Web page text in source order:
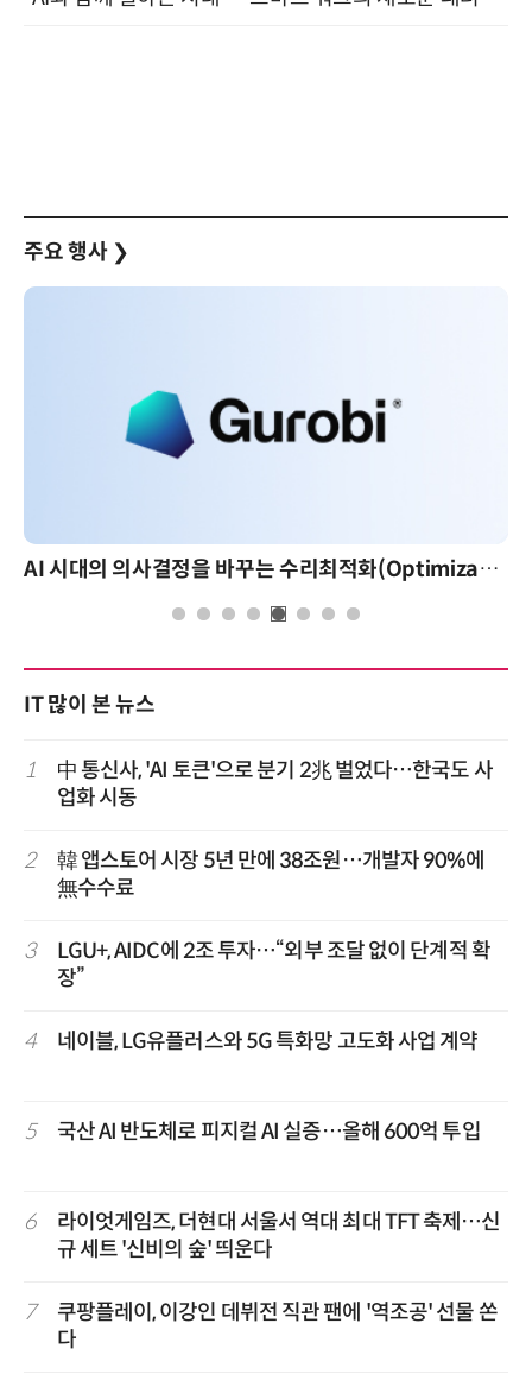
주요 행사 ❯
AI 시대의 의사결정을 바꾸는 수리최적화(Optimization): 실제 산업 적용 사례와 활용 전략
IT 많이 본 뉴스
1
中 통신사, 'AI 토큰'으로 분기 2兆 벌었다…한국도 사
업화 시동
2
韓 앱스토어 시장 5년 만에 38조원…개발자 90%에
無수수료
3
LGU+, AIDC에 2조 투자…“외부 조달 없이 단계적 확
장”
4 네이블, LG유플러스와 5G 특화망 고도화 사업 계약
5 국산 AI 반도체로 피지컬 AI 실증…올해 600억 투입
6
라이엇게임즈, 더현대 서울서 역대 최대 TFT 축제…신
규 세트 '신비의 숲' 띄운다
7
쿠팡플레이, 이강인 데뷔전 직관 팬에 '역조공' 선물 쏜
다